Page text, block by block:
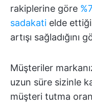
rakiplerine göre
sadakati elde
artışı sağladığını
Müşteriler
uzun süre sizinle
müşteri tutma